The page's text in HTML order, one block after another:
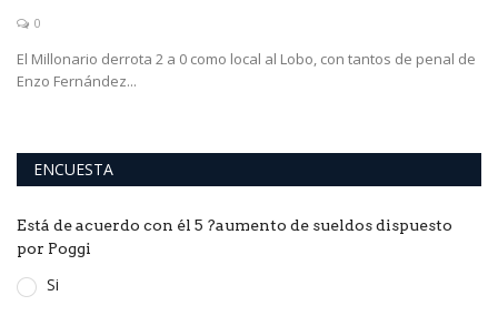
0
El Millonario derrota 2 a 0 como local al Lobo, con tantos de penal de
Enzo Fernández...
ENCUESTA
Está de acuerdo con él 5 ?aumento de sueldos dispuesto
por Poggi
Si